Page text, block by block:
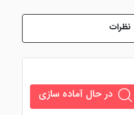
نظرات
در حال آماده سازی